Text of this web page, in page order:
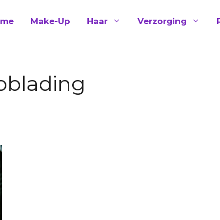
Make-Up Haar Verzorging